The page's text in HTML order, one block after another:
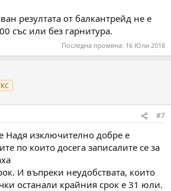
резултата от балкантрейд не е
със или без гарнитура.
Последна промяна: 16 Юли 2018
#7
Надя изключително добре е
по които досега записалите се за
И въпреки неудобствата, които
останали крайния срок е 31 юли.